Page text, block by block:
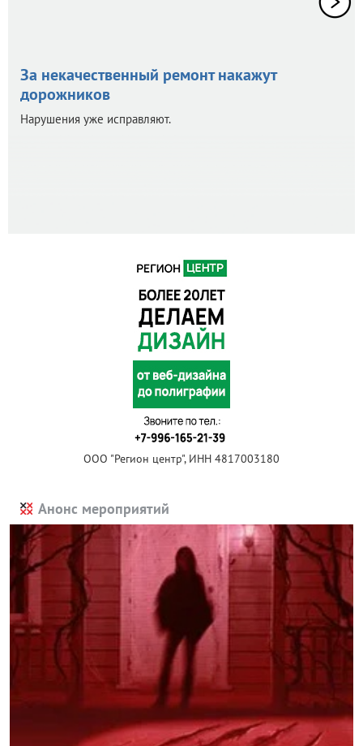
За некачественный ремонт накажут
дорожников
Нарушения уже исправляют.
ООО "Регион центр", ИНН 4817003180
Анонс мероприятий